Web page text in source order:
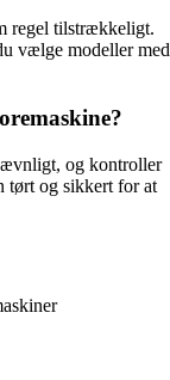
regel tilstrækkeligt.
vælge modeller med
og kontroller
tørt og sikkert for at